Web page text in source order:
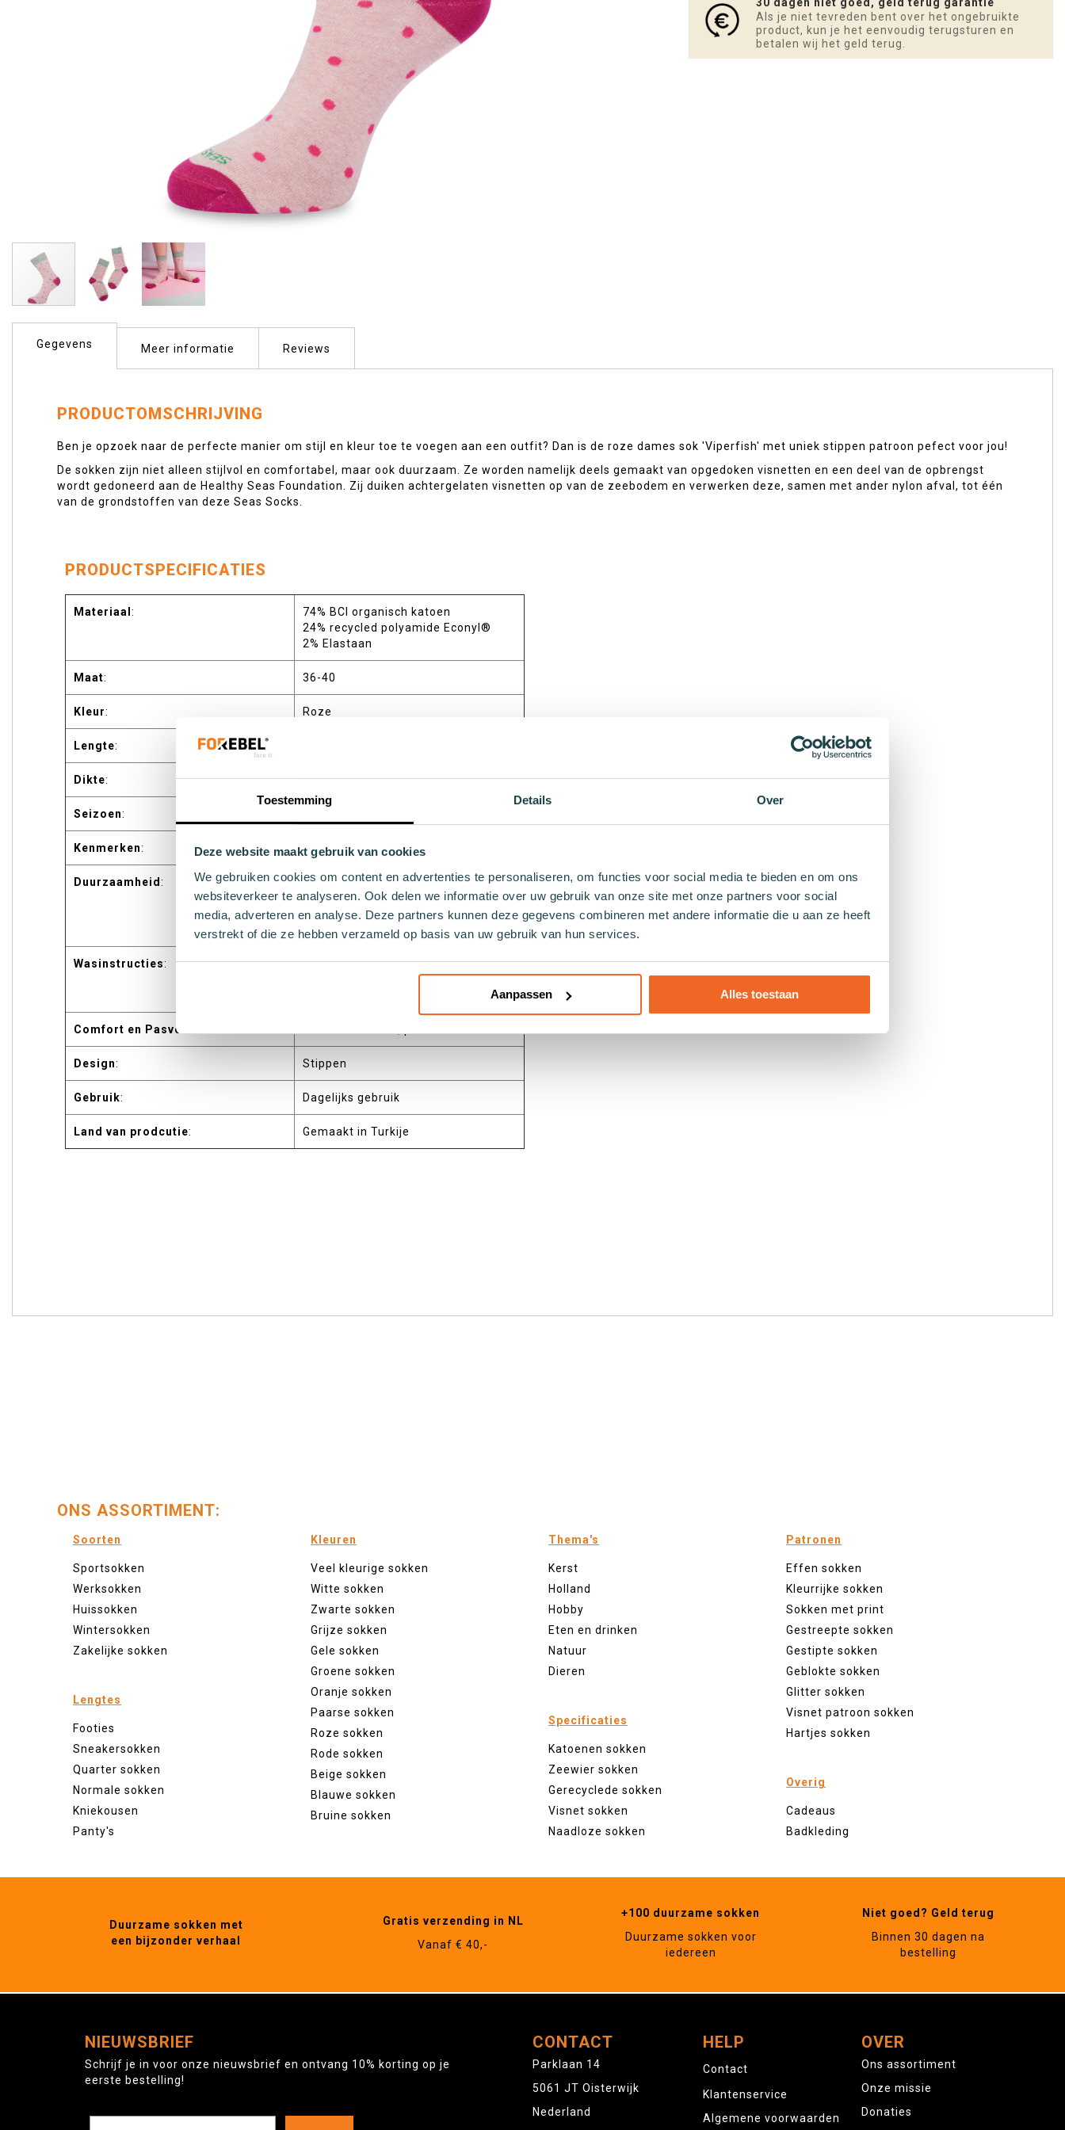
Toestemming Details Over
Deze website maakt gebruik van cookies
We gebruiken cookies om content en advertenties te personaliseren, om functies voor social media te bieden en om ons
websiteverkeer te analyseren. Ook delen we informatie over uw gebruik van onze site met onze partners voor social
media, adverteren en analyse. Deze partners kunnen deze gegevens combineren met andere informatie die u aan ze heeft
verstrekt of die ze hebben verzameld op basis van uw gebruik van hun services.
Aanpassen Alles toestaan
afbeeldingen-
Als je niet tevreden bent over het ongebruikte
product, kun je het eenvoudig terugsturen en
betalen wij het geld terug.
Gegevens
PRODUCTOMSCHRIJVING
Ben je opzoek naar de perfecte manier om stijl en kleur toe te voegen aan een outfit? Dan is de roze dames sok 'Viperfish' met uniek stippen patroon pefect voor jou!
De sokken zijn niet alleen stijlvol en comfortabel, maar ook duurzaam. Ze worden namelijk deels gemaakt van opgedoken visnetten en een deel van de opbrengst
wordt gedoneerd aan de Healthy Seas Foundation. Zij duiken achtergelaten visnetten op van de zeebodem en verwerken deze, samen met ander nylon afval, tot één
van de grondstoffen van deze Seas Socks.
PRODUCTSPECIFICATIES
Materiaal:
74% BCI organisch katoen
24% recycled polyamide Econyl®
2% Elastaan
Maat: 36-40
Kleur: Roze
Lengte:
Dikte: Medium
Seizoen:
Kenmerken: Naadloos, ademend
Duurzaamheid:
Gemaakt van biologisch
gecertificeerd BCI katoen en
gerecyclede materialen zoals
Econyl®
Wasinstructies:
Machinewasbaar op 30 graden, niet
bleken, niet in de wasdroger, niet
Comfort en Pasvorm
Design: Stippen
Gebruik: Dagelijks gebruik
Land van prodcutie: Gemaakt in Turkije
Meer informatie Reviews
ONS ASSORTIMENT:
Soorten
Sportsokken
Werksokken
Huissokken
Wintersokken
Zakelijke sokken
Lengtes
Footies
Sneakersokken
Quarter sokken
Normale sokken
Kniekousen
Panty's
Kleuren
Veel kleurige sokken
Witte sokken
Zwarte sokken
Grijze sokken
Gele sokken
Groene sokken
Oranje sokken
Paarse sokken
Roze sokken
Rode sokken
Beige sokken
Blauwe sokken
Bruine sokken
Thema's
Kerst
Holland
Hobby
Eten en drinken
Natuur
Dieren
Specificaties
Katoenen sokken
Zeewier sokken
Gerecyclede sokken
Visnet sokken
Naadloze sokken
Patronen
Effen sokken
Kleurrijke sokken
Sokken met print
Gestreepte sokken
Gestipte sokken
Geblokte sokken
Glitter sokken
Visnet patroon sokken
Hartjes sokken
Overig
Cadeaus
Badkleding
Duurzame sokken met
een bijzonder verhaal
Gratis verzending in NL
Vanaf € 40,-
+100 duurzame sokken
Duurzame sokken voor
iedereen
Niet goed? Geld terug
Binnen 30 dagen na
bestelling
NIEUWSBRIEF
Schrijf je in voor onze nieuwsbrief en ontvang 10% korting op je
eerste bestelling!
CONTACT
Parklaan 14
5061 JT Oisterwijk
Nederland
HELP
Contact
Klantenservice
Algemene voorwaarden
OVER
Ons assortiment
Onze missie
Donaties